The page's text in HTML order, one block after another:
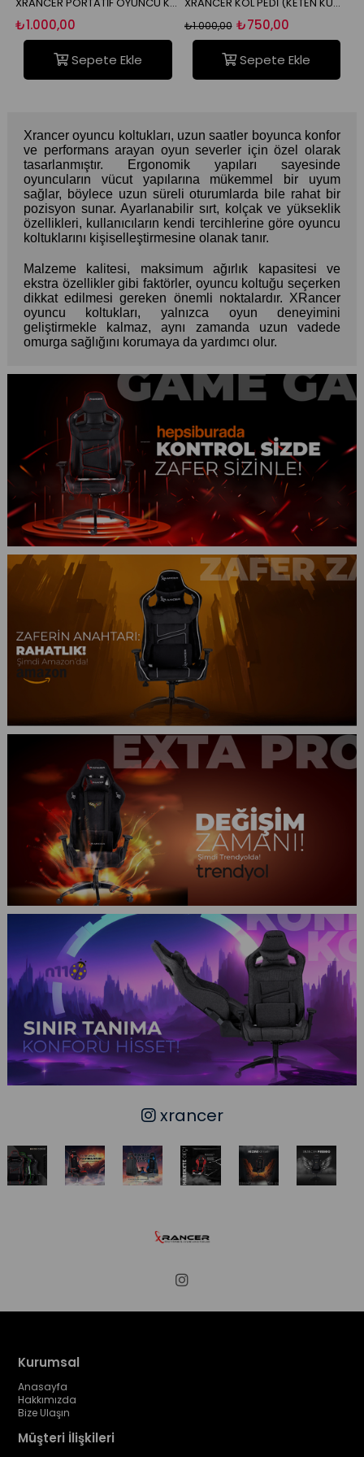
XRANCER KOL PEDİ (KETEN KUMAŞ)
₺750,00
₺1.000,00
Sepete Ekle
XRANCER SİYAH KUMAŞ BEL DESTEĞİ VE BOYUN YASTIĞI
₺650,00
₺1.000,00
Sepete Ekle
Xrancer oyuncu koltukları, uzun saatler boyunca konfor
ve performans arayan oyun severler için özel olarak
tasarlanmıştır. Ergonomik yapıları sayesinde
oyuncuların vücut yapılarına mükemmel bir uyum
sağlar, böylece uzun süreli oturumlarda bile rahat bir
pozisyon sunar. Ayarlanabilir sırt, kolçak ve yükseklik
özellikleri, kullanıcıların kendi tercihlerine göre oyuncu
koltuklarını kişiselleştirmesine olanak tanır.
Malzeme kalitesi, maksimum ağırlık kapasitesi ve
ekstra özellikler gibi faktörler, oyuncu koltuğu seçerken
dikkat edilmesi gereken önemli noktalardır. XRancer
oyuncu koltukları, yalnızca oyun deneyimini
geliştirmekle kalmaz, aynı zamanda uzun vadede
omurga sağlığını korumaya da yardımcı olur.
xrancer
Kurumsal
Anasayfa
Hakkımızda
Bize Ulaşın
Müşteri İlişkileri